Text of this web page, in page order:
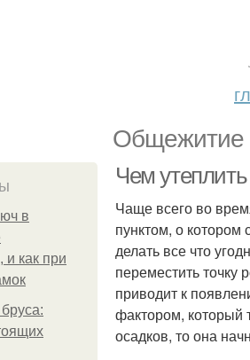
Общежитие
в
и как при
Чем
Чаще всего во
пунктом, о котором
делать все что
переместить точку
приводит к
фактором, который
осадков, то она